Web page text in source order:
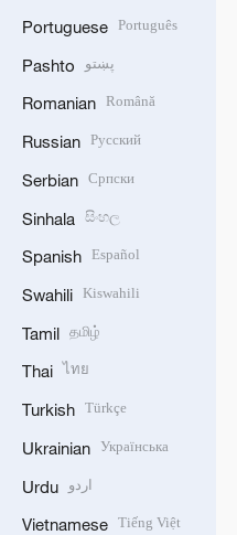
Portuguese Português
Pashto پښتو
Romanian Română
Russian Русский
Serbian Српски
Sinhala සිංහල
Spanish Español
Swahili Kiswahili
Tamil தமிழ்
Thai ไทย
Turkish Türkçe
Ukrainian Українська
Urdu اردو
Vietnamese Tiếng Việt